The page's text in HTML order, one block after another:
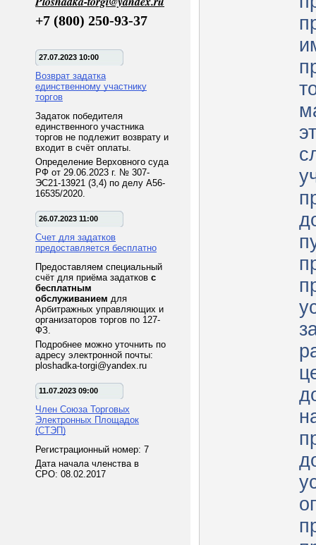
+7 (800) 250-93-37
27.07.2023 10:00
Возврат задатка
единственному участнику
торгов
Задаток победителя
единственного участника
торгов не подлежит возврату и
входит в счёт оплаты.
Определение Верховного суда
РФ от 29.06.2023 г. № 307-
ЭС21-13921 (3,4) по делу А56-
16535/2020.
26.07.2023 11:00
Счет для задатков
предоставляется бесплатно
Предоставляем специальный
счёт для приёма задатков с
бесплатным
обслуживанием для
Арбитражных управляющих и
организаторов торгов по 127-
ФЗ.
Подробнее можно уточнить по
адресу электронной почты:
ploshadka-torgi@yandex.ru
11.07.2023 09:00
Член Союза Торговых
Электронных Площадок
(СТЭП)
Регистрационный номер: 7
Дата начала членства в
СРО: 08.02.2017